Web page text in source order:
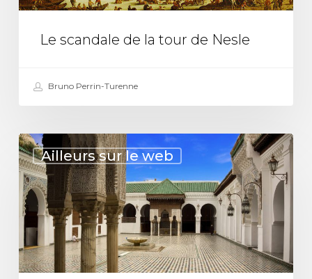
Nesle
Le scandale de la tour de Nesle
Bruno Perrin-Turenne
Ailleurs sur le web
La
plus
ancienne
bibliothèque
monde